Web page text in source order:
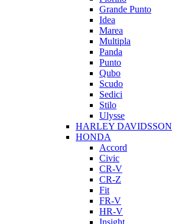
Grande Punto
Idea
Marea
Multipla
Panda
Punto
Qubo
Scudo
Sedici
Stilo
Ulysse
HARLEY DAVIDSSON
HONDA
Accord
Civic
CR-V
CR-Z
Fit
FR-V
HR-V
Insight